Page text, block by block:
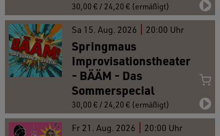
30,00 € / 24,20 € (ermäßigt)
Sa 15. Aug. 2026 20:00 Uhr
Springmaus
Improvisationstheater
- BÄÄM - Das
Sommerspecial
30,00 € / 24,20 € (ermäßigt)
Fr 21. Aug. 2026 20:00 Uhr